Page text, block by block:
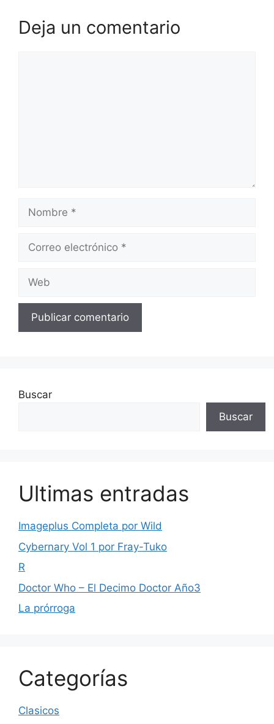
Deja un comentario
Nombre
Correo
Web
Buscar
Buscar
Ultimas entradas
Imageplus Completa por Wild
Cybernary Vol 1 por Fray-Tuko
R
Doctor Who – El Decimo Doctor Año3
La prórroga
Categorías
Clasicos